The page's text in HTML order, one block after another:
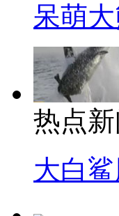
呆萌
热点新
大白